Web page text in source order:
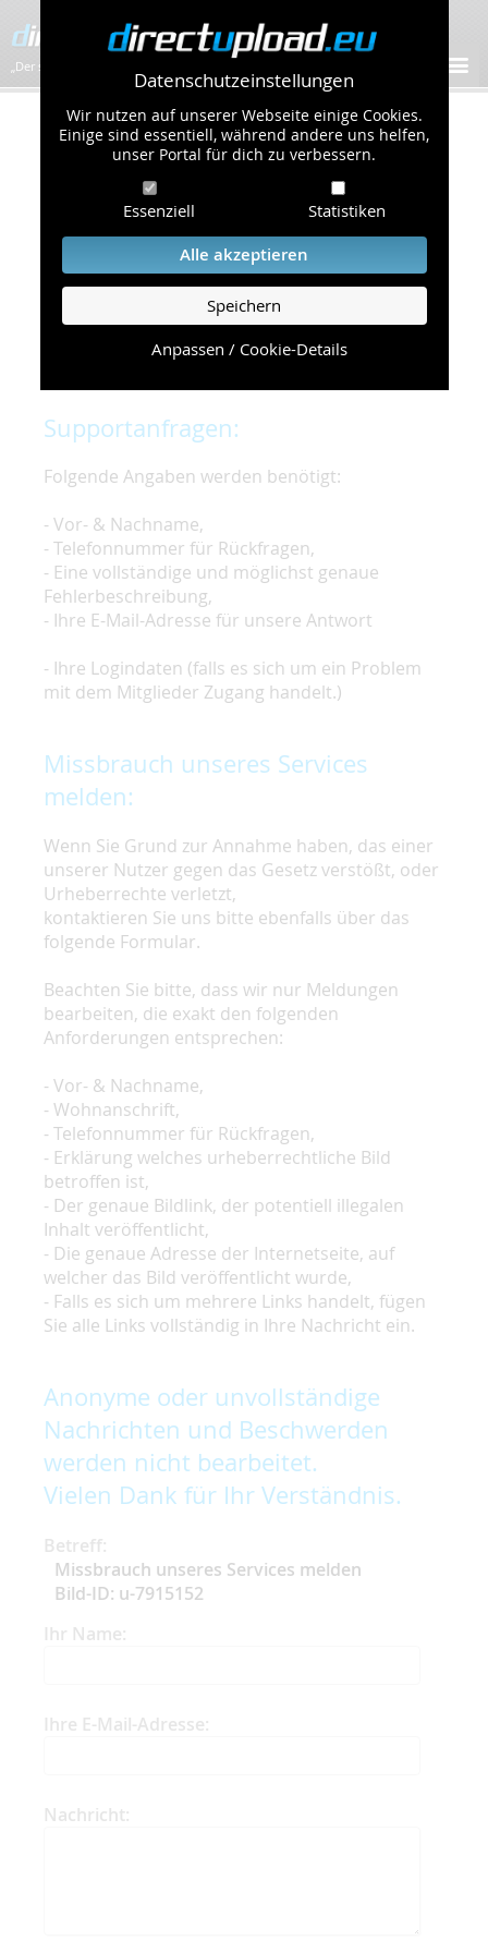
Datenschutzeinstellungen
Wir nutzen auf unserer Webseite einige Cookies.
Einige sind essentiell, während andere uns helfen,
unser Portal für dich zu verbessern.
Essenziell Statistiken
Alle akzeptieren
Speichern
Anpassen / Cookie-Details
„Der schnellste Bilder-Hoster im Web!”
Kontakt & Support
Um eine schnelle und unkomplizierte
Bearbeitung Ihres Problems zu gewährleisten,
bitten wir Sie,
folgende Punkte zu beachten und einzuhalten.
Die schnellste Hilfe finden Sie auf unserer
Seite, die die häufig gestellten Fragen
Supportanfragen:
Folgende Angaben werden benötigt:
- Vor- & Nachname,
- Telefonnummer für Rückfragen,
- Eine vollständige und möglichst genaue
Fehlerbeschreibung,
- Ihre E-Mail-Adresse für unsere Antwort
- Ihre Logindaten (falls es sich um ein Problem
mit dem Mitglieder Zugang handelt.)
Missbrauch unseres Services
melden:
Wenn Sie Grund zur Annahme haben, das einer
unserer Nutzer gegen das Gesetz verstößt, oder
Urheberrechte verletzt,
kontaktieren Sie uns bitte ebenfalls über das
folgende Formular.
Beachten Sie bitte, dass wir nur Meldungen
bearbeiten, die exakt den folgenden
Anforderungen entsprechen:
- Vor- & Nachname,
- Wohnanschrift,
- Telefonnummer für Rückfragen,
- Erklärung welches urheberrechtliche Bild
betroffen ist,
- Der genaue Bildlink, der potentiell illegalen
Inhalt veröffentlicht,
- Die genaue Adresse der Internetseite, auf
welcher das Bild veröffentlicht wurde,
- Falls es sich um mehrere Links handelt, fügen
Sie alle Links vollständig in Ihre Nachricht ein.
Anonyme oder unvollständige
Nachrichten und Beschwerden
werden nicht bearbeitet.
Vielen Dank für Ihr Verständnis.
Betreff:
Missbrauch unseres Services melden
Bild-ID: u-7915152
Ihr Name:
Ihre E-Mail-Adresse:
Nachricht: